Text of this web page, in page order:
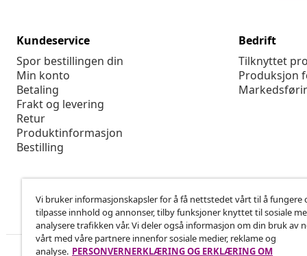
Kundeservice
Spor bestillingen din
Min konto
Betaling
Frakt og levering
Retur
Produktinformasjon
Bestilling
Bedrift
Tilknyttet
Produksjon
Vi bruker informasjonskapsler for å få nettstedet vårt til å fungere
tilpasse innhold og annonser, tilby funksjoner knyttet til sosiale
analysere trafikken vår. Vi deler også informasjon om din bruk av
vårt med våre partnere innenfor sosiale medier, reklame og
analyse. PERSONVERNERKLÆRING OG ERKLÆRING OM